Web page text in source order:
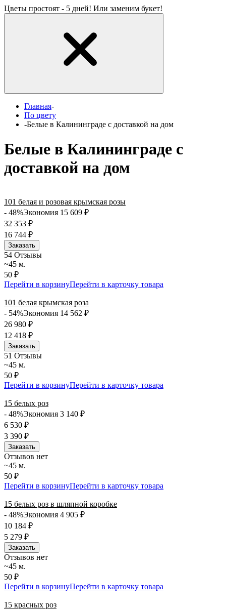
Цветы простоят - 5 дней! Или заменим букет!
Главная-
По цвету
-Белые в Калининграде с доставкой на дом
Белые в Калининграде с
доставкой на дом
101 белая и розовая крымская розы
- 48%Экономия 15 609 ₽
32 353 ₽
16 744 ₽
Заказать
54 Отзывы
~45 м.
50 ₽
Перейти в корзинуПерейти в карточку товара
101 белая крымская роза
- 54%Экономия 14 562 ₽
26 980 ₽
12 418 ₽
Заказать
51 Отзывы
~45 м.
50 ₽
Перейти в корзинуПерейти в карточку товара
15 белых роз
- 48%Экономия 3 140 ₽
6 530 ₽
3 390 ₽
Заказать
Отзывов нет
~45 м.
50 ₽
Перейти в корзинуПерейти в карточку товара
15 белых роз в шляпной коробке
- 48%Экономия 4 905 ₽
10 184 ₽
5 279 ₽
Заказать
Отзывов нет
~45 м.
50 ₽
Перейти в корзинуПерейти в карточку товара
15 красных роз